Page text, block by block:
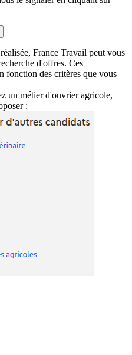
France Travail peut vous
d'offres. Ces
fonction des critères que vous
un métier d'ouvrier agricole,
: